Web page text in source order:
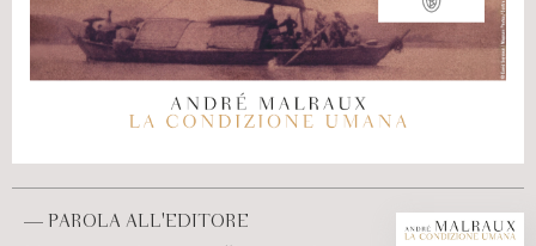
— PAROLA ALL'EDITORE